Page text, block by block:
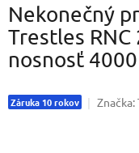
Nekonečný
Trestles
nosnosť
Záruka 10 rokov Značka: